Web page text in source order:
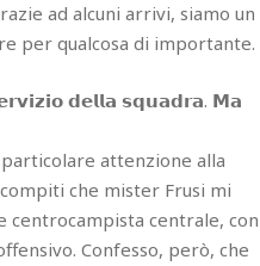
ad alcuni arrivi, siamo un
per qualcosa di importante.
𝗱𝗲𝗹𝗹𝗮 𝘀𝗾𝘂𝗮𝗱𝗿𝗮. 𝗠𝗮
attenzione alla
che mister Frusi mi
centrocampista centrale, con
Confesso, però, che